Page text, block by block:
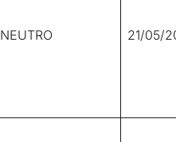
NEUTRO 21/05/